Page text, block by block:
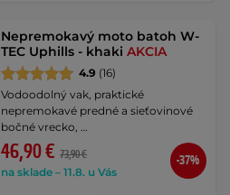
Nepremokavý moto batoh W-
TEC Uphills - khakiAKCIA
4.9 (16)
Vodoodolný vak, praktické
nepremokavé predné a sieťovinové
bočné vrecko, …
46,90 € 73,90 €
na sklade – 11.8. u Vás
-37%